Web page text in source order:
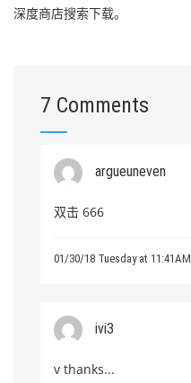
深度商店搜索下载。
7 Comments
argueuneven
双击 666
01/30/18 Tuesday at 11:41AM
ivi3
v thanks...